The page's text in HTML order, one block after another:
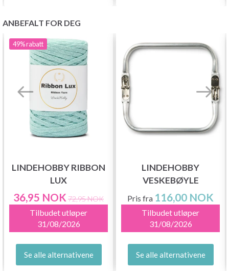
ANBEFALT FOR DEG
49%rabatt
LINDEHOBBY RIBBON
LUX
36,95 NOK 72,95 NOK
Tilbudet utløper
31/08/2026
Se alle alternativene
LINDEHOBBY
VESKEBØYLE
Pris fra 116,00 NOK
Tilbudet utløper
31/08/2026
Se alle alternativene